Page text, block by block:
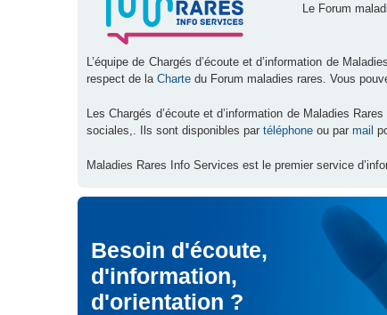
Le Forum
L’équipe de Chargés d’écoute et d’information de
respect de la Charte du Forum maladies rares. Vous
Les Chargés d’écoute et d’information de Maladies
sociales,. Ils sont disponibles par téléphone ou par mail
Maladies Rares Info Services est le premier service
Besoin d'écoute,
d'information,
d'orientation ?